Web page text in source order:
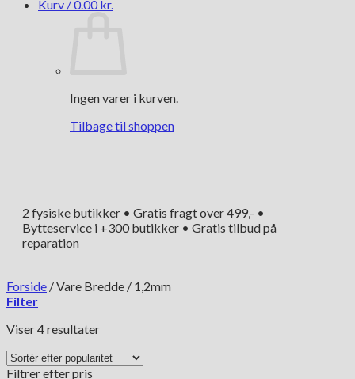
Kurv /0.00 kr.
Ingen varer i kurven.
Tilbage til shoppen
2 fysiske butikker • Gratis fragt over 499,- •
Bytteservice i +300 butikker • Gratis tilbud på
reparation
Forside /Vare Bredde / 1,2mm
Filter
Viser 4 resultaterSorteret
popularitet
Filtrer efter pris